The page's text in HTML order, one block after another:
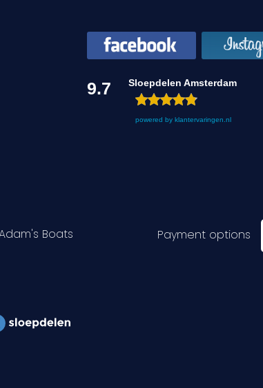
9.7 Sloepdelen Amsterdam
powered by klantervaringen.nl
Boats Payment options